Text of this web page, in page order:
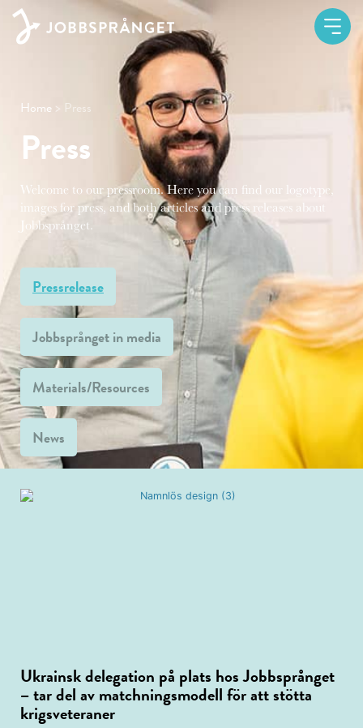
Home > Press
Press​
Welcome to our pressroom. Here you can find our logotype,
images for press, and both articles and press releases about
Jobbsprånget.
Pressrelease
Jobbsprånget in media
Materials/Resources
News
Ukrainsk delegation på plats hos Jobbsprånget
– tar del av matchningsmodell för att stötta
krigsveteraner